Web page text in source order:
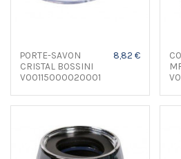
PORTE-SAVON
CRISTAL BOSSINI
V00115000020001
8,82 €